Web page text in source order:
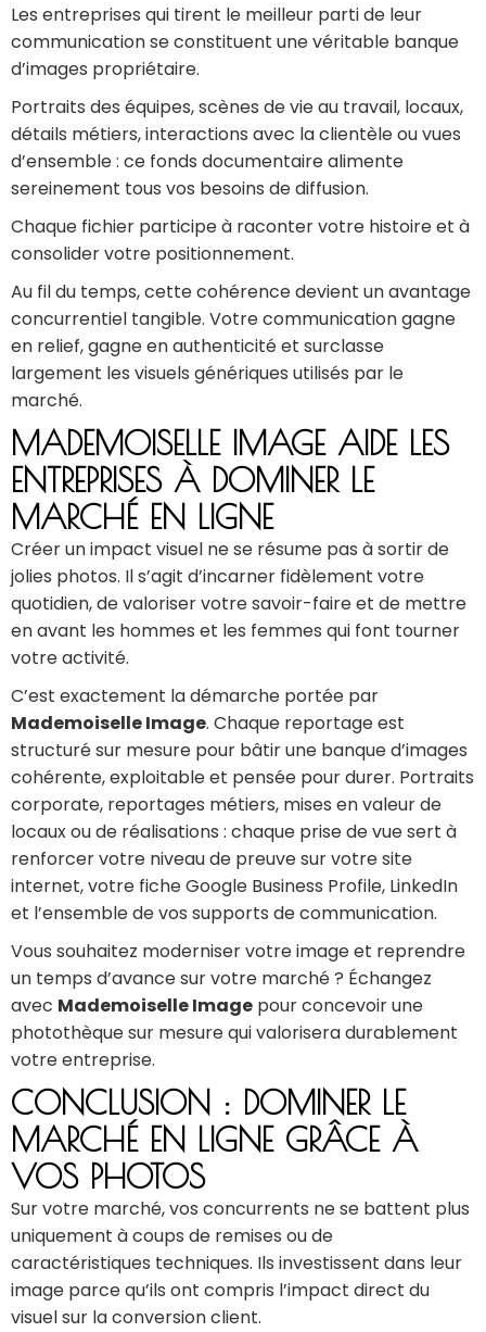
Les entreprises qui tirent le meilleur parti de leur
communication se constituent une véritable banque
d’images propriétaire.
Portraits des équipes, scènes de vie au travail, locaux,
détails métiers, interactions avec la clientèle ou vues
d’ensemble : ce fonds documentaire alimente
sereinement tous vos besoins de diffusion.
Chaque fichier participe à raconter votre histoire et à
consolider votre positionnement.
Au fil du temps, cette cohérence devient un avantage
concurrentiel tangible. Votre communication gagne
en relief, gagne en authenticité et surclasse
largement les visuels génériques utilisés par le
marché.
MADEMOISELLE IMAGE AIDE LES
ENTREPRISES À DOMINER LE
MARCHÉ EN LIGNE
Créer un impact visuel ne se résume pas à sortir de
jolies photos. Il s’agit d’incarner fidèlement votre
quotidien, de valoriser votre savoir-faire et de mettre
en avant les hommes et les femmes qui font tourner
votre activité.
C’est exactement la démarche portée par
Mademoiselle Image. Chaque reportage est
structuré sur mesure pour bâtir une banque d’images
cohérente, exploitable et pensée pour durer. Portraits
corporate, reportages métiers, mises en valeur de
locaux ou de réalisations : chaque prise de vue sert à
renforcer votre niveau de preuve sur votre site
internet, votre fiche Google Business Profile, LinkedIn
et l’ensemble de vos supports de communication.
Vous souhaitez moderniser votre image et reprendre
un temps d’avance sur votre marché ? Échangez
avec Mademoiselle Image pour concevoir une
photothèque sur mesure qui valorisera durablement
votre entreprise.
CONCLUSION : DOMINER LE
MARCHÉ EN LIGNE GRÂCE À
VOS PHOTOS
Sur votre marché, vos concurrents ne se battent plus
uniquement à coups de remises ou de
caractéristiques techniques. Ils investissent dans leur
image parce qu’ils ont compris l’impact direct du
visuel sur la conversion client.